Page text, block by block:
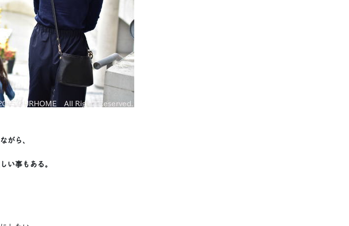
がら、
い事もある。